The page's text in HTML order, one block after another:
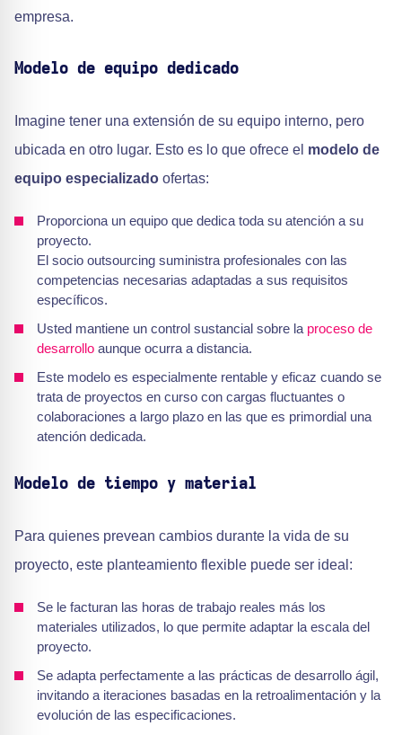
empresa.
Modelo de equipo dedicado
Imagine tener una extensión de su equipo interno, pero
ubicada en otro lugar. Esto es lo que ofrece el modelo de
equipo especializado ofertas:
Proporciona un equipo que dedica toda su atención a su
proyecto.
El socio outsourcing suministra profesionales con las
competencias necesarias adaptadas a sus requisitos
específicos.
Usted mantiene un control sustancial sobre la proceso de
desarrollo aunque ocurra a distancia.
Este modelo es especialmente rentable y eficaz cuando se
trata de proyectos en curso con cargas fluctuantes o
colaboraciones a largo plazo en las que es primordial una
atención dedicada.
Modelo de tiempo y material
Para quienes prevean cambios durante la vida de su
proyecto, este planteamiento flexible puede ser ideal:
Se le facturan las horas de trabajo reales más los
materiales utilizados, lo que permite adaptar la escala del
proyecto.
Se adapta perfectamente a las prácticas de desarrollo ágil,
invitando a iteraciones basadas en la retroalimentación y la
evolución de las especificaciones.